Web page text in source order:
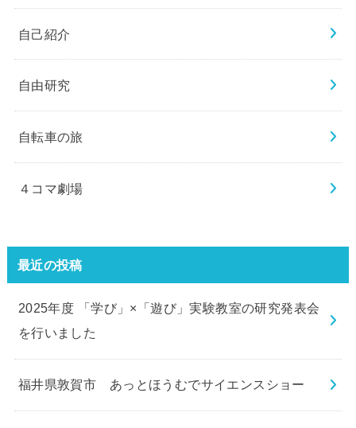
自己紹介
自由研究
自転車の旅
４コマ劇場
最近の投稿
2025年度 「学び」×「遊び」実験教室の研究発表会
を行いました
福井県敦賀市 あっとほうむでサイエンスショー